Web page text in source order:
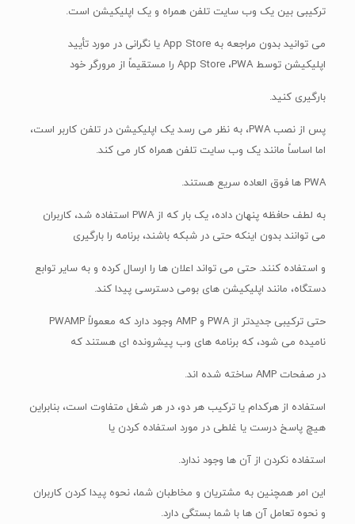
ترکیبی بین یک وب سایت تلفن همراه و یک اپلیکیشن است.
می توانید بدون مراجعه به App Store یا نگرانی در مورد تأیید
اپلیکیشن توسط App Store ،PWA را مستقیماً از مرورگر خود
بارگیری کنید.
پس از نصب PWA، به نظر می رسد یک اپلیکیشن در تلفن کاربر است،
اما اساساً مانند یک وب سایت تلفن همراه کار می کند.
PWA ها فوق العاده سریع هستند.
به لطف حافظه پنهان داده، یک بار که از PWA استفاده شد، کاربران
می توانند بدون اینکه حتی در شبکه باشند، برنامه را بارگیری
و استفاده کنند. حتی می تواند اعلان ها را ارسال کرده و به سایر توابع
دستگاه، مانند اپلیکیشن های بومی دسترسی پیدا کند.
حتی ترکیبی جدیدتر از PWA و AMP وجود دارد که معمولاً PWAMP
نامیده می شود، که برنامه های وب پیشرونده ای هستند که
در صفحات AMP ساخته شده اند.
استفاده از هرکدام یا ترکیب هر دو، در هر شغل متفاوت است، بنابراین
هیچ پاسخ درست یا غلطی در مورد استفاده کردن یا
استفاده نکردن از آن ها وجود ندارد.
این امر همچنین به مشتریان و مخاطبان شما، نحوه پیدا کردن کاربران
و نحوه تعامل آن ها با شما بستگی دارد.